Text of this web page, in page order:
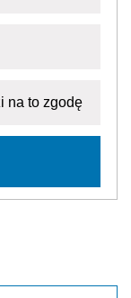
na to zgodę